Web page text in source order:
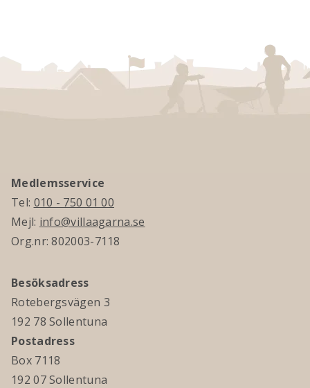
Medlemsservice
Tel: 010 - 750 01 00
Mejl: info@villaagarna.se
Org.nr: 802003-7118
Besöksadress
Rotebergsvägen 3
192 78 Sollentuna
Postadress
Box 7118
192 07 Sollentuna